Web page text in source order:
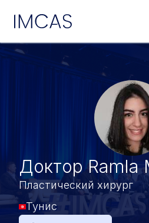
Перейти к основному
IMCAS
Доктор Ramla
Пластический хирург
Тунис